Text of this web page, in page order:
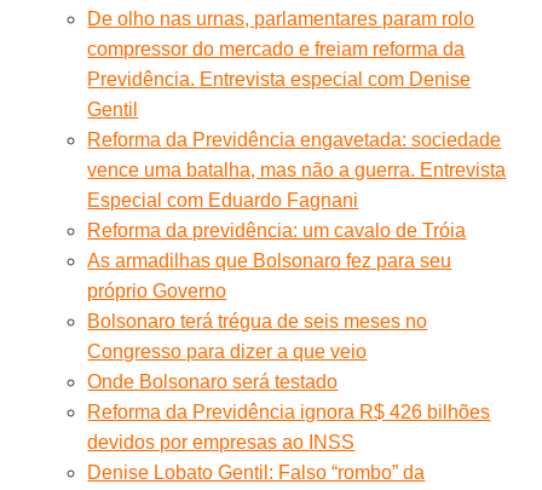
De olho nas urnas, parlamentares param rolo
compressor do mercado e freiam reforma da
Previdência. Entrevista especial com Denise
Gentil
Reforma da Previdência engavetada: sociedade
vence uma batalha, mas não a guerra. Entrevista
Especial com Eduardo Fagnani
Reforma da previdência: um cavalo de Tróia
As armadilhas que Bolsonaro fez para seu
próprio Governo
Bolsonaro terá trégua de seis meses no
Congresso para dizer a que veio
Onde Bolsonaro será testado
Reforma da Previdência ignora R$ 426 bilhões
devidos por empresas ao INSS
Denise Lobato Gentil: Falso “rombo” da